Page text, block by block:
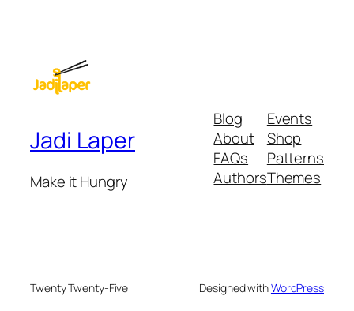
Jadi Laper
Make it Hungry
Blog
About
FAQs
Authors
Events
Shop
Patterns
Themes
Twenty Twenty-Five Designed withWordPress